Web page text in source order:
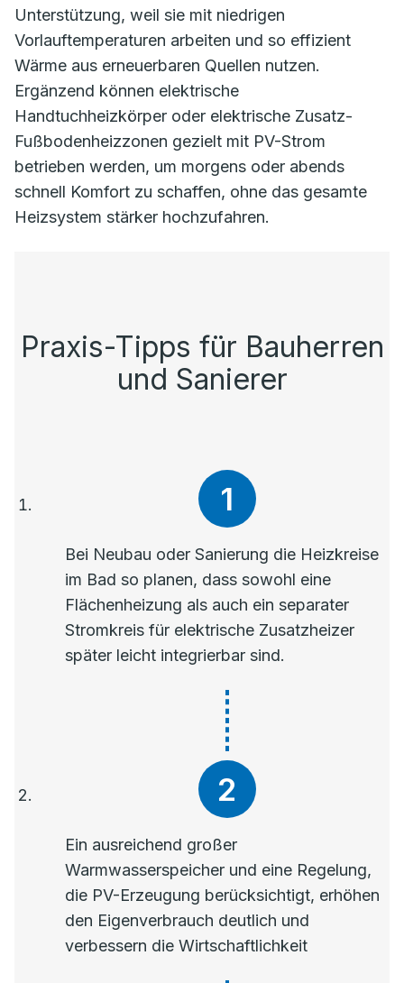
Unterstützung, weil sie mit niedrigen
Vorlauftemperaturen arbeiten und so effizient
Wärme aus erneuerbaren Quellen nutzen.
Ergänzend können elektrische
Handtuchheizkörper oder elektrische Zusatz-
Fußbodenheizzonen gezielt mit PV-Strom
betrieben werden, um morgens oder abends
schnell Komfort zu schaffen, ohne das gesamte
Heizsystem stärker hochzufahren.
Praxis-Tipps für Bauherren
und Sanierer
Bei Neubau oder Sanierung die Heizkreise
im Bad so planen, dass sowohl eine
Flächenheizung als auch ein separater
Stromkreis für elektrische Zusatzheizer
später leicht integrierbar sind.
Ein ausreichend großer
Warmwasserspeicher und eine Regelung,
die PV-Erzeugung berücksichtigt, erhöhen
den Eigenverbrauch deutlich und
verbessern die Wirtschaftlichkeit